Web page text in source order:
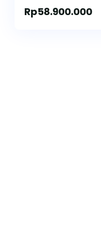
Rp58.900.000